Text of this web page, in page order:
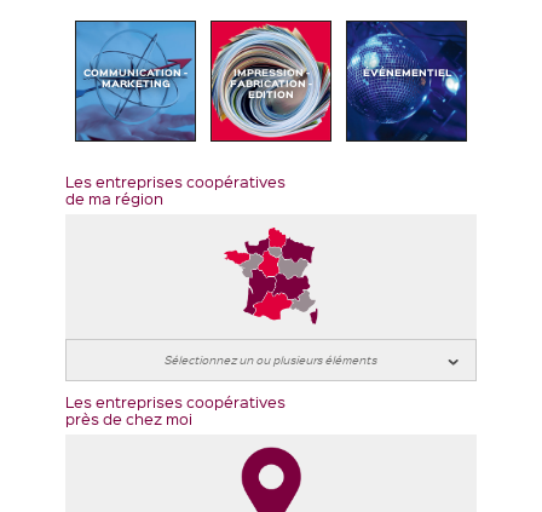
COMMUNICATION -
MARKETING
IMPRESSION -
FABRICATION -
EDITION
ÉVÉNEMENTIEL
Les entreprises coopératives
de ma région
Les entreprises coopératives
près de chez moi